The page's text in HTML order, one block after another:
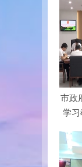
市政
学习